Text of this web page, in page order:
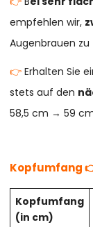
empfehlen wir,
Augenbrauen zu
👉Erhalten Sie
stets auf den
58,5 cm → 59
Kopfumfang
Kopfumfang
(in cm)